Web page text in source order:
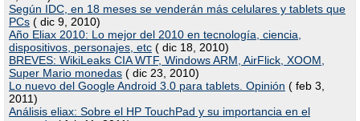
Según IDC, en 18 meses se venderán más celulares y tablets que
PCs ( dic 9, 2010)
Año Eliax 2010: Lo mejor del 2010 en tecnología, ciencia,
dispositivos, personajes, etc ( dic 18, 2010)
BREVES: WikiLeaks CIA WTF, Windows ARM, AirFlick, XOOM,
Super Mario monedas ( dic 23, 2010)
Lo nuevo del Google Android 3.0 para tablets. Opinión ( feb 3,
2011)
Análisis eliax: Sobre el HP TouchPad y su importancia en el